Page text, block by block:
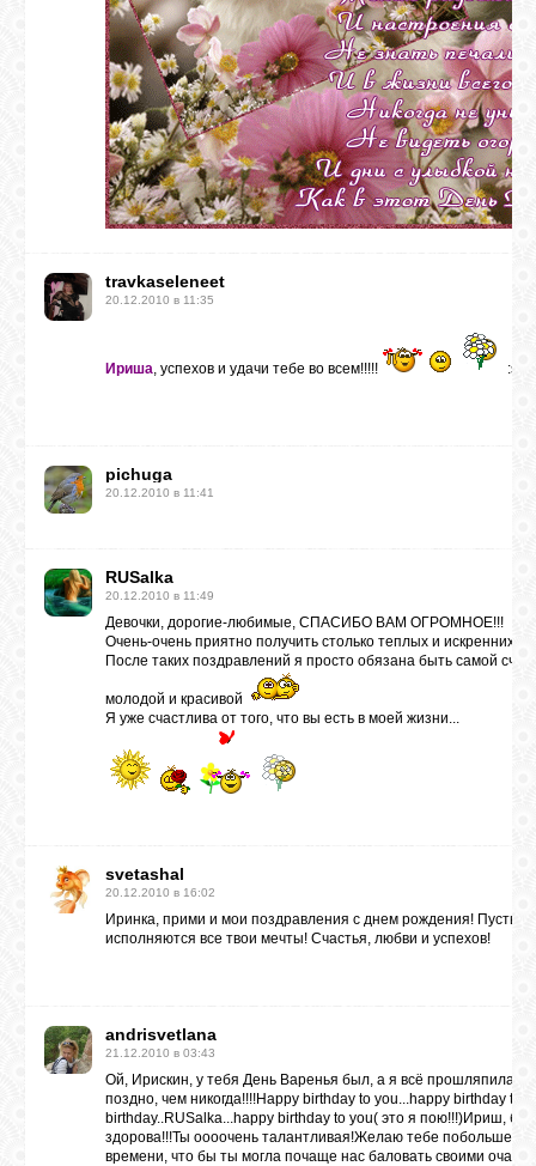
travkaseleneet
20.12.2010 в 11:35
Ириша, успехов и удачи тебе во всем!!!!!
pichuga
20.12.2010 в 11:41
RUSalka
20.12.2010 в 11:49
Девочки, дорогие-любимые, СПАСИБО ВАМ ОГРОМНОЕ!!!
Очень-очень приятно получить столько теплых и искренних
После таких поздравлений я просто обязана быть самой
молодой и красивой
Я уже счастлива от того, что вы есть в моей жизни...
svetashal
20.12.2010 в 16:02
Иринка, прими и мои поздравления с днем рождения! Пусть
исполняются все твои мечты! Счастья, любви и успехов!
andrisvetlana
21.12.2010 в 03:43
Ой, Ирискин, у тебя День Варенья был, а я всё
поздно, чем никогда!!!!Happy birthday to you...happy birthday to
birthday..RUSalka...happy birthday to you( это я пою!!!)Ириш,
здорова!!!Ты оооочень талантливая!Желаю тебе побольше
времени, что бы ты могла почаще нас баловать своими